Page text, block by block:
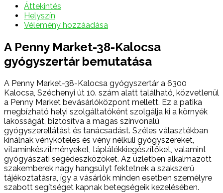
Áttekintés
Helyszín
Vélemény hozzáadása
A Penny Market-38-Kalocsa
gyógyszertár bemutatása
A Penny Market-38-Kalocsa gyógyszertár a 6300
Kalocsa, Széchenyi út 10. szám alatt található, közvetlenül
a Penny Market bevásárlóközpont mellett. Ez a patika
megbízható helyi szolgáltatóként szolgálja ki a környék
lakosságát, biztosítva a magas színvonalú
gyógyszerellátást és tanácsadást. Széles választékban
kínálnak vényköteles és vény nélküli gyógyszereket,
vitaminkészítményeket, táplálékkiegészítőket, valamint
gyógyászati segédeszközöket. Az üzletben alkalmazott
szakemberek nagy hangsúlyt fektetnek a szakszerű
tájékoztatásra, így a vásárlók minden esetben személyre
szabott segítséget kapnak betegségeik kezelésében.